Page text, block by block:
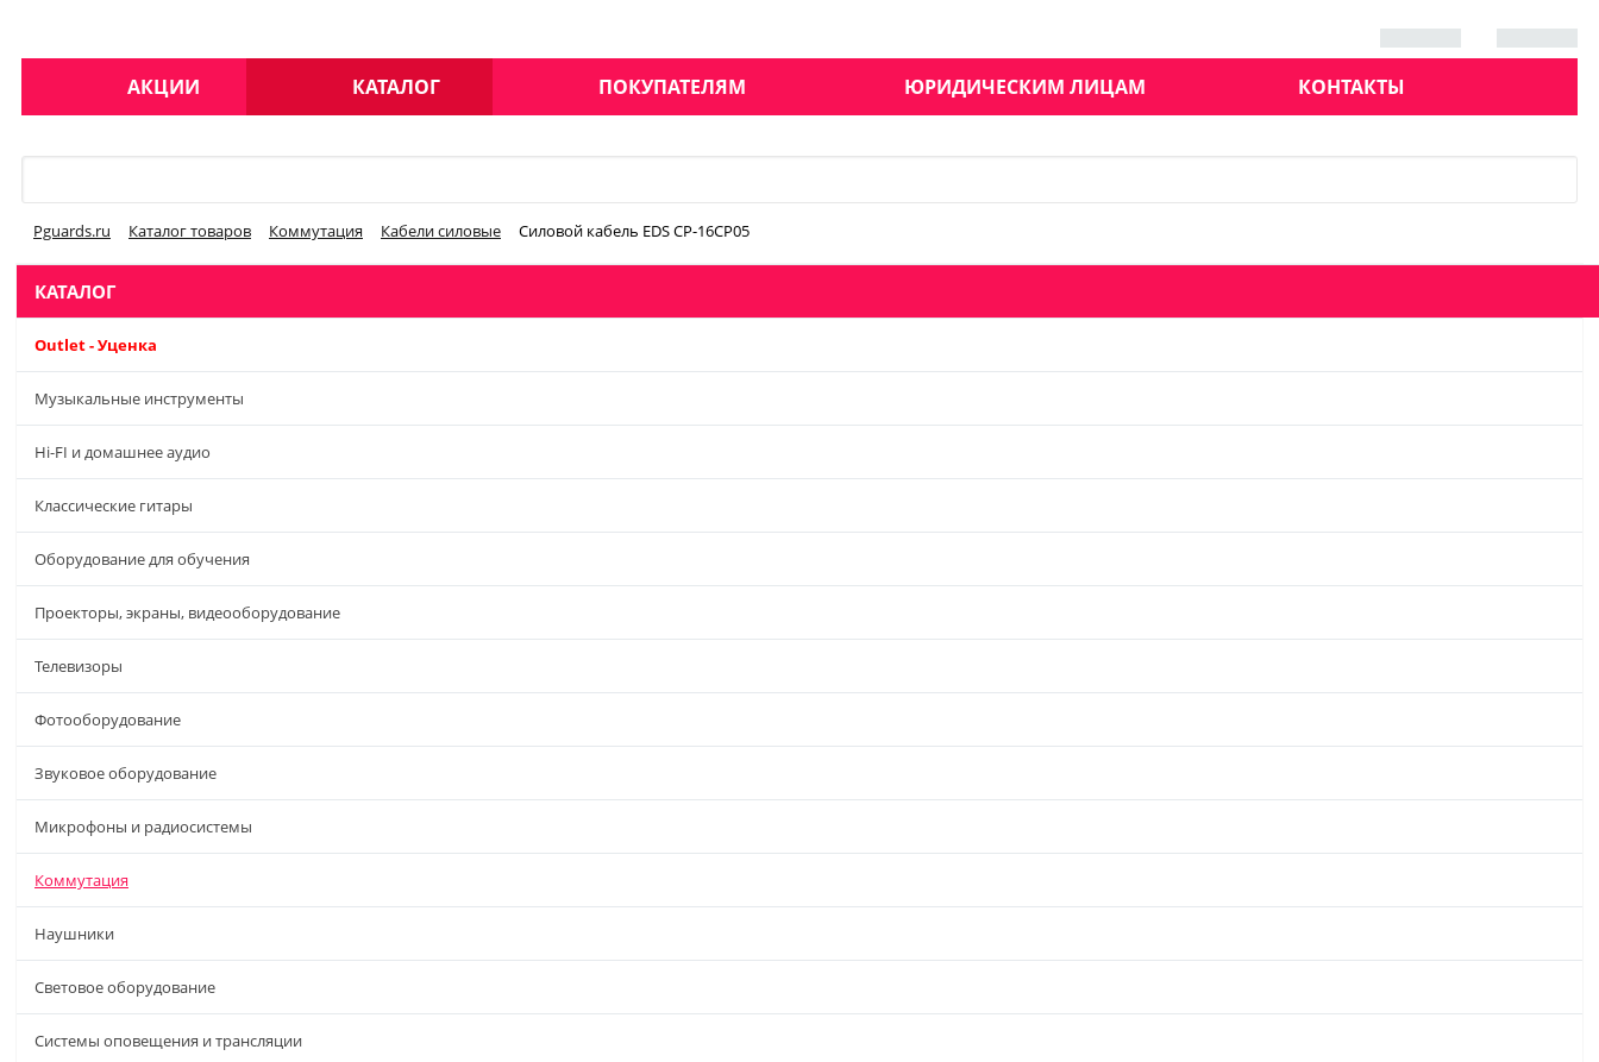
АКЦИИ КАТАЛОГ ПОКУПАТЕЛЯМ ЮРИДИЧЕСКИМ ЛИЦАМ КОНТАКТЫ
Pguards.ru Каталог товаров Коммутация Кабели силовые Силовой кабель EDS CP-16CP05
КАТАЛОГ
Outlet - Уценка
Музыкальные инструменты
Hi-FI и домашнее аудио
Классические гитары
Оборудование для обучения
Проекторы, экраны, видеооборудование
Телевизоры
Фотооборудование
Звуковое оборудование
Микрофоны и радиосистемы
Коммутация
Наушники
Световое оборудование
Системы оповещения и трансляции